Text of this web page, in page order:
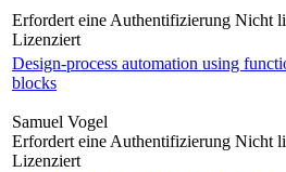
Erfordert eine Authentifizierung Nicht
Lizenziert
Design-process automation using
blocks
Samuel Vogel
Erfordert eine Authentifizierung Nicht
Lizenziert